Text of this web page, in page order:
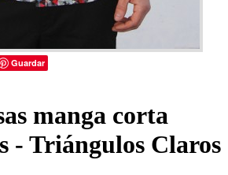
Guardar
manga corta
- Triángulos Claros